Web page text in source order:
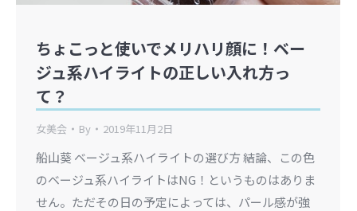
ちょこっと使いでメリハリ顔に！ベー
ジュ系ハイライトの正しい入れ方っ
て？
女美会 By 2019年11月2日
船山葵 ベージュ系ハイライトの選び方 結論、この色
のベージュ系ハイライトはNG！というものはありま
せん。ただその日の予定によっては、パール感が強